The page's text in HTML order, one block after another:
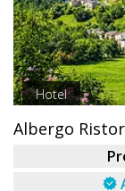
Hotel
Albergo